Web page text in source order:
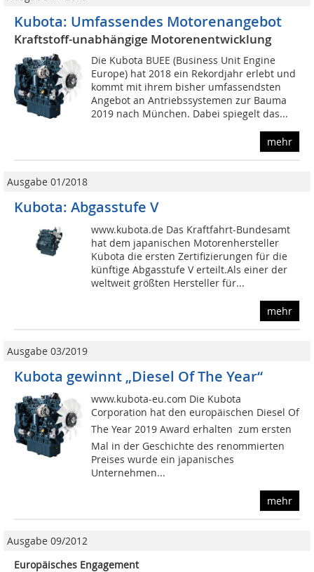
Kubota: Umfassendes Motorenangebot
Kraftstoff-unabhängige Motorenentwicklung
Die Kubota BUEE (Business Unit Engine
Europe) hat 2018 ein Rekordjahr erlebt und
kommt mit ihrem bisher umfassendsten
Angebot an Antriebssystemen zur Bauma
2019 nach München. Dabei spiegelt das...
mehr
Ausgabe 01/2018
Kubota: Abgasstufe V
www.kubota.de Das Kraftfahrt-Bundesamt
hat dem japanischen Motorenhersteller
Kubota die ersten Zertifizierungen für die
künftige Abgasstufe V erteilt.Als einer der
weltweit größten Hersteller für...
mehr
Ausgabe 03/2019
Kubota gewinnt „Diesel Of The Year“
www.kubota-eu.com Die Kubota
Corporation hat den europäischen Diesel Of
The Year 2019 Award erhalten  zum ersten
Mal in der Geschichte des renommierten
Preises wurde ein japanisches
Unternehmen...
mehr
Ausgabe 09/2012
Europäisches Engagement